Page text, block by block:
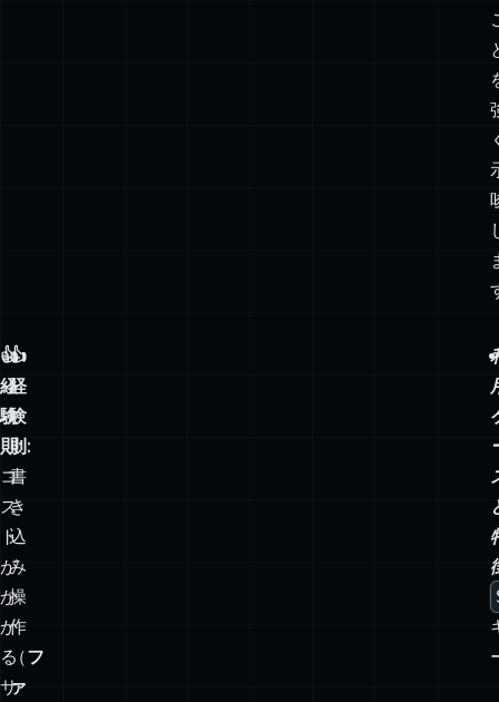
👍
経
験
則:
コ
ス
ト
👍
経
験
則:
書
き
込